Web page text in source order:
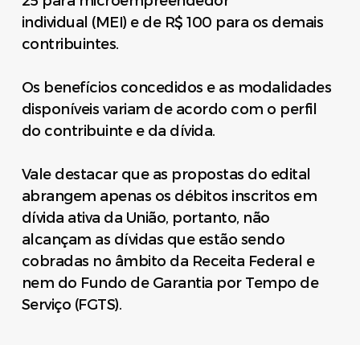
individual (MEI) e de R$ 100 para os demais
contribuintes.
Os benefícios concedidos e as modalidades
disponíveis variam de acordo com o perfil
do contribuinte e da dívida.
Vale destacar que as propostas do edital
abrangem apenas os débitos inscritos em
dívida ativa da União, portanto, não
alcançam as dívidas que estão sendo
cobradas no âmbito da Receita Federal e
nem do Fundo de Garantia por Tempo de
Serviço (FGTS).